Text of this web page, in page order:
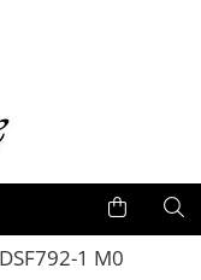
1 M0